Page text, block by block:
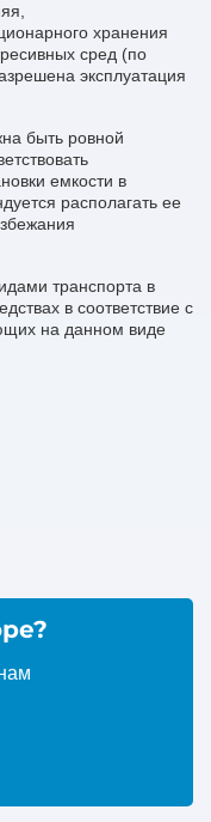
хранения
сред (по
эксплуатация
быть ровной
емкости в
располагать ее
транспорта в
в соответствие с
на данном виде